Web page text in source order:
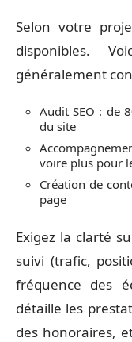
Selon votre
disponibles.
généralement
Audit SEO : de
du site
voire plus pour
Création de
page
Exigez la clarté
suivi (trafic,
fréquence des
détaille les
des honoraires,